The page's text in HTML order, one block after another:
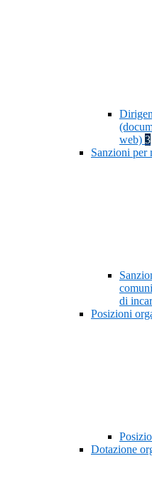
web) 3
Sanzioni per
di
Posizioni
Dotazione